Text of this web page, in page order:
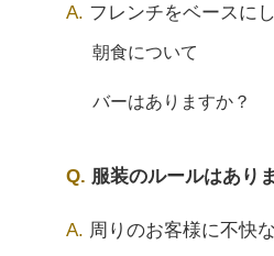
フレンチをベースに
朝食について
バーはありますか？
服装のルールはあり
周りのお客様に不快